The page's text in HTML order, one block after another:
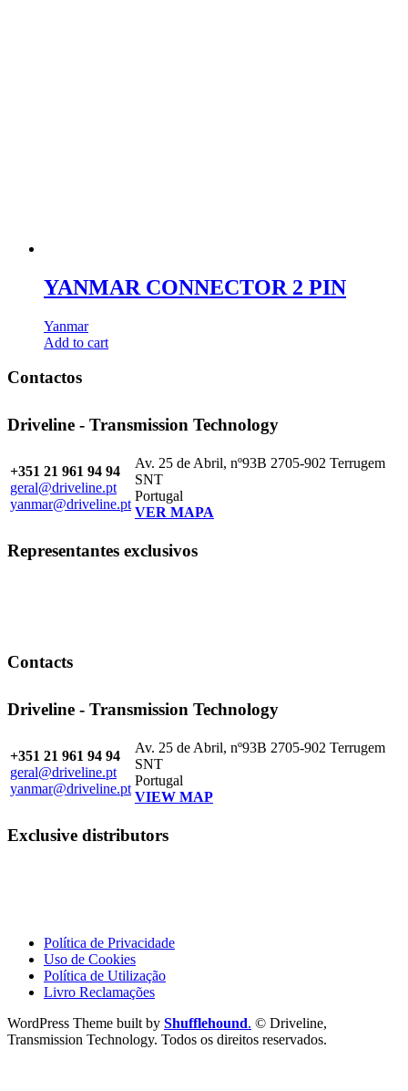
YANMAR CONNECTOR 2 PIN
Yanmar
Add to cart
Contactos
Driveline - Transmission Technology
+351 21 961 94 94
geral@driveline.pt
yanmar@driveline.pt
Av. 25 de Abril, nº93B 2705-902 Terrugem
SNT
Portugal
VER MAPA
Representantes exclusivos
Contacts
Driveline - Transmission Technology
+351 21 961 94 94
geral@driveline.pt
yanmar@driveline.pt
Av. 25 de Abril, nº93B 2705-902 Terrugem
SNT
Portugal
VIEW MAP
Exclusive distributors
Política de Privacidade
Uso de Cookies
Política de Utilização
Livro Reclamações
WordPress Theme built by Shufflehound. © Driveline,
Transmission Technology. Todos os direitos reservados.